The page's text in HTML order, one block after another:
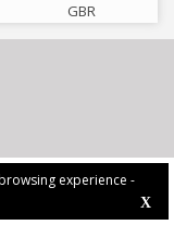
experience -
X
GBR